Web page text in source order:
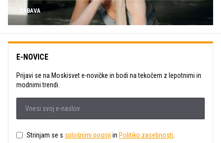
ZABAVA
E-NOVICE
Prijavi se na Moskisvet e-novičke in bodi na tekočem z lepotnimi in
modnimi trendi.
Strinjam se s splošnimi pogoji in Politiko zasebnosti